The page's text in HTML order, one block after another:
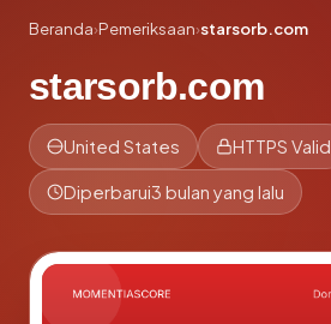
Beranda›Pemeriksaan›starsorb.com
starsorb.com
United States HTTPS Valid
Diperbarui3 bulan yang lalu